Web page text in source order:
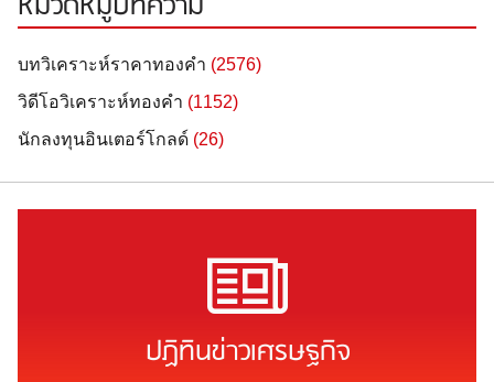
บทวิเคราะห์ราคาทองคำ (2576)
วิดีโอวิเคราะห์ทองคำ (1152)
นักลงทุนอินเตอร์โกลด์ (26)
ปฏิทินข่าวเศรษฐกิจ